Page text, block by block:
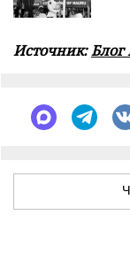
Источник:Блог